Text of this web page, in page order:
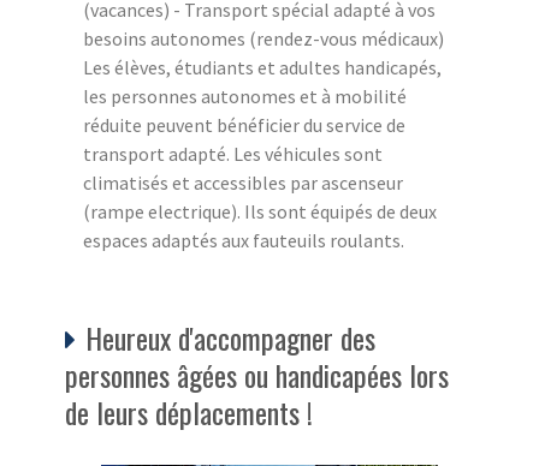
(vacances) - Transport spécial adapté à vos
besoins autonomes (rendez-vous médicaux)
Les élèves, étudiants et adultes handicapés,
les personnes autonomes et à mobilité
réduite peuvent bénéficier du service de
transport adapté. Les véhicules sont
climatisés et accessibles par ascenseur
(rampe electrique). Ils sont équipés de deux
espaces adaptés aux fauteuils roulants.
Heureux d'accompagner des
personnes âgées ou handicapées lors
de leurs déplacements !